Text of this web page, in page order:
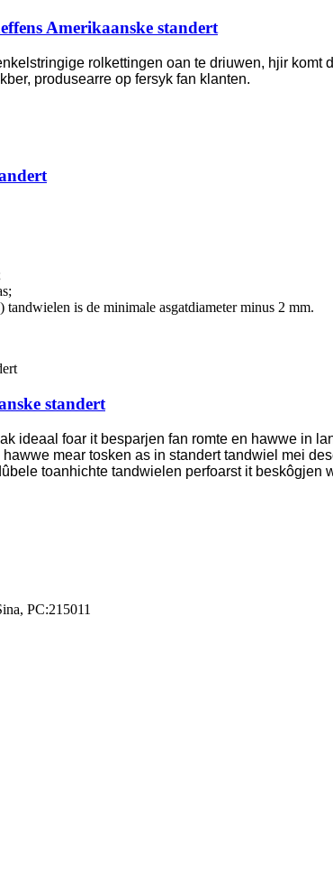
Amerikaanske standert
rolkettingen oan te driuwen, hjir
produsearre op fersyk fan klanten.
is de minimale asgatdiameter minus 2 mm.
standert
ideaal foar it besparjen fan romte en hawwe in
mear tosken as in standert tandwiel mei
toanhichte tandwielen perfoarst it beskôgjen
PC:215011